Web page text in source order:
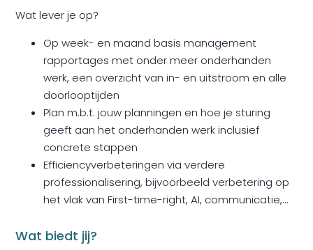
Wat lever je op?
Op week- en maand basis management
rapportages met onder meer onderhanden
werk, een overzicht van in- en uitstroom en alle
doorlooptijden
Plan m.b.t. jouw planningen en hoe je sturing
geeft aan het onderhanden werk inclusief
concrete stappen
Efficiencyverbeteringen via verdere
professionalisering, bijvoorbeeld verbetering op
het vlak van First-time-right, AI, communicatie,...
Wat biedt jij?